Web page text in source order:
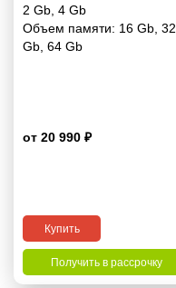
2 Gb 4 Gb
Объем памяти: 16 Gb 32
Gb 64 Gb
от 20 990 ₽
Купить
Получить в рассрочку